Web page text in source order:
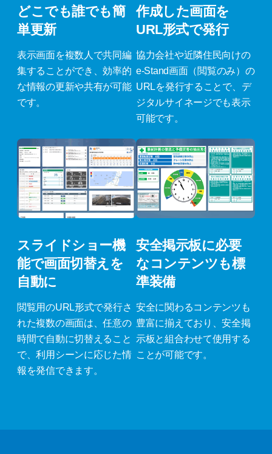
どこでも誰でも簡
単更新
表示画面を複数人で共同編
集することができ、効率的
な情報の更新や共有が可能
です。
作成した画面を
URL形式で発行
協力会社や近隣住民向けの
e-Stand画面（閲覧のみ）の
URLを発行することで、デ
ジタルサイネージでも表示
可能です。
スライドショー機
能で画面切替えを
自動に
閲覧用のURL形式で発行さ
れた複数の画面は、任意の
時間で自動に切替えること
で、利用シーンに応じた情
報を発信できます。
安全掲示板に必要
なコンテンツも標
準装備
安全に関わるコンテンツも
豊富に揃えており、安全掲
示板と組合わせて使用する
ことが可能です。